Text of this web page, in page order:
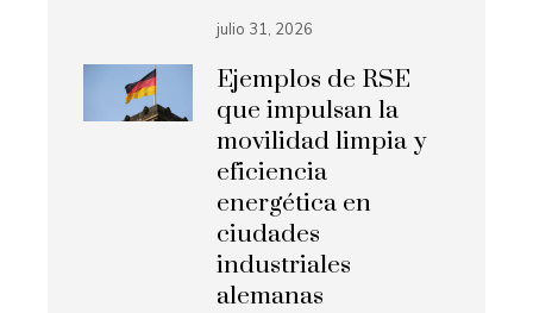
julio 31, 2026
Ejemplos de RSE
que impulsan la
movilidad limpia y
eficiencia
energética en
ciudades
industriales
alemanas